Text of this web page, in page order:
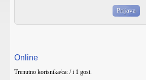
Online
Trenutno korisnika/ca: / i 1 gost.